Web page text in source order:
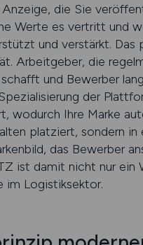
die Sie
Werte es vertritt und
und verstärkt.
Arbeitgeber, die
und Bewerber
der
wodurch Ihre Marke
platziert, sondern
das Bewerber
ist damit nicht nur
im Logistiksektor.